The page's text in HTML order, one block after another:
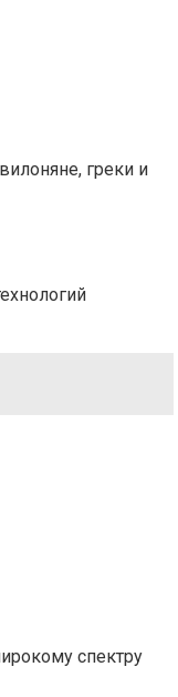
греки и
спектру